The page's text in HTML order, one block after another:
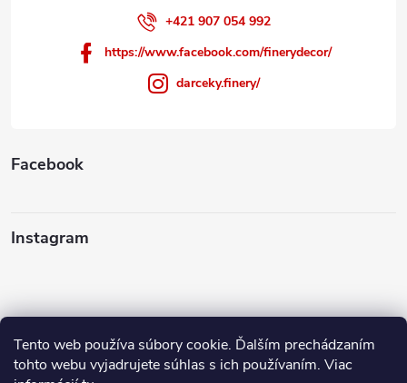
Tento web používa súbory cookie. Ďalším prechádzaním
tohto webu vyjadrujete súhlas s ich používaním. Viac
+421 907 054 992
https://www.facebook.com/finerydecor/
darceky.finery/
Facebook
Instagram
Sledovať na Instagrame